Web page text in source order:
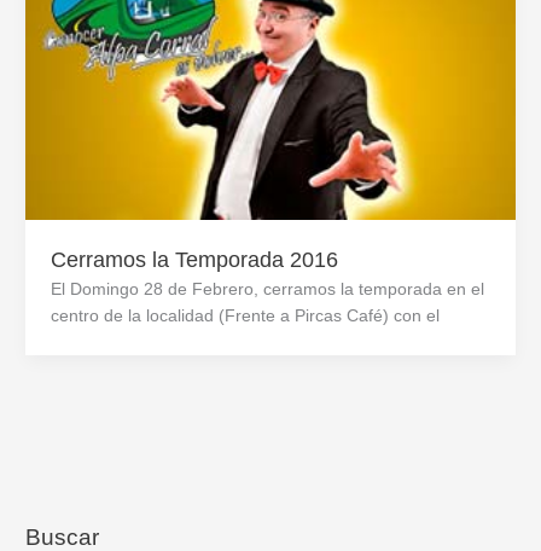
Cerramos la Temporada 2016
El Domingo 28 de Febrero, cerramos la temporada en el
centro de la localidad (Frente a Pircas Café) con el
Buscar